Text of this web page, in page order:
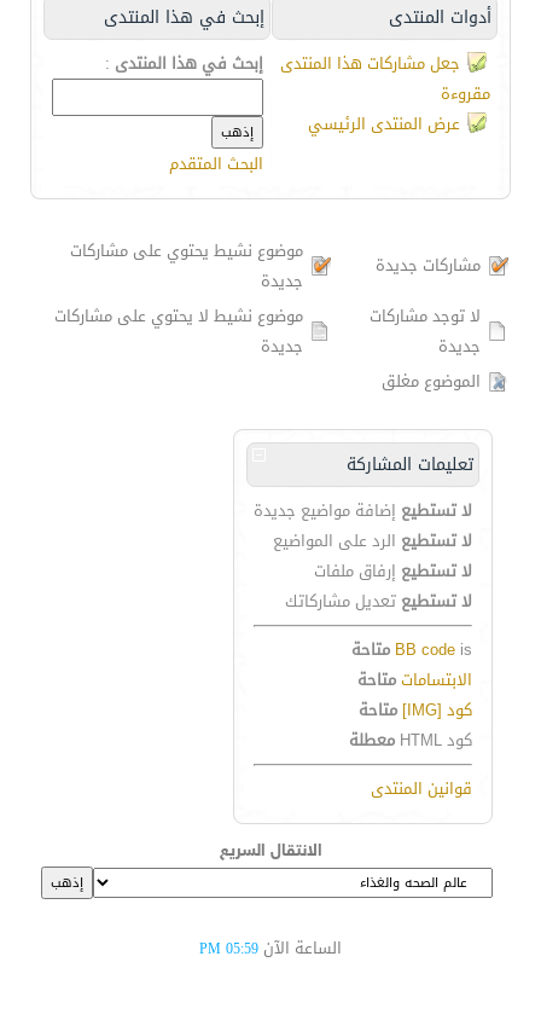
أدوات المنتدى إبحث في هذا المنتدى
جعل مشاركات هذا المنتدى
مقروءة
عرض المنتدى الرئيسي
إبحث في هذا المنتدى :
البحث المتقدم
مشاركات جديدة
موضوع نشيط يحتوي على مشاركات
جديدة
لا توجد مشاركات
جديدة
موضوع نشيط لا يحتوي على مشاركات
جديدة
الموضوع مغلق
تعليمات المشاركة
لا تستطيع إضافة مواضيع جديدة
لا تستطيع الرد على المواضيع
لا تستطيع إرفاق ملفات
لا تستطيع تعديل مشاركاتك
BB code is
متاحة
الابتساماتمتاحة
كود [IMG]
متاحة
كود HTML
معطلة
قوانين المنتدى
الانتقال السريع
الساعة الآن 05:59 PM